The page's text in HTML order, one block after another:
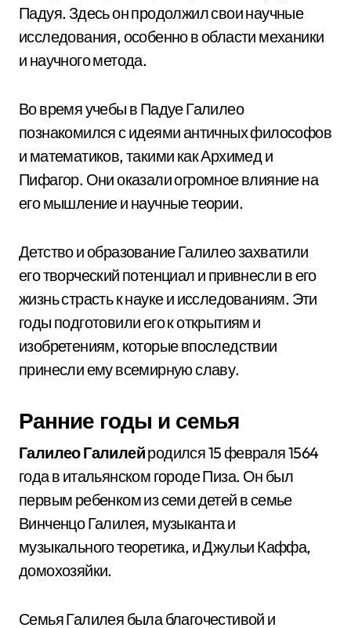
Падуя. Здесь он продолжил свои научные
исследования, особенно в области механики
и научного метода.
Во время учебы в Падуе Галилео
познакомился с идеями античных философов
и математиков, такими как Архимед и
Пифагор. Они оказали огромное влияние на
его мышление и научные теории.
Детство и образование Галилео захватили
его творческий потенциал и привнесли в его
жизнь страсть к науке и исследованиям. Эти
годы подготовили его к открытиям и
изобретениям, которые впоследствии
принесли ему всемирную славу.
Ранние годы и семья
Галилео Галилейродился 15 февраля 1564
года в итальянском городе Пиза. Он был
первым ребенком из семи детей в семье
Винченцо Галилея, музыканта и
музыкального теоретика, и Джульи Каффа,
домохозяйки.
Семья Галилея была благочестивой и